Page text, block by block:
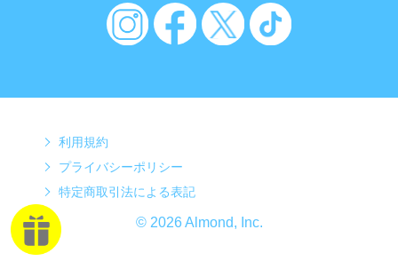
利用規約
プライバシーポリシー
特定商取引法による表記
© 2026 Almond, Inc.